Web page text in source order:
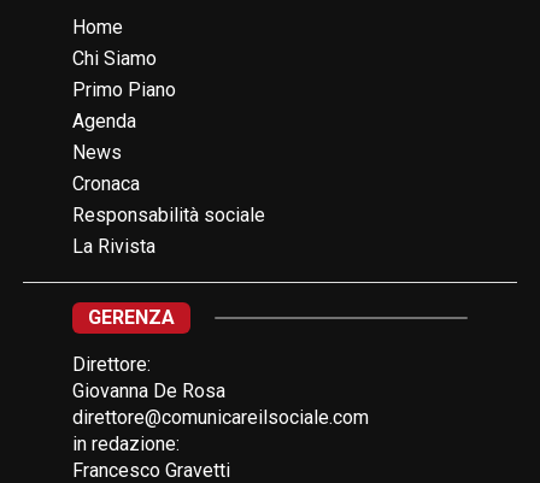
Home
Chi Siamo
Primo Piano
Agenda
News
Cronaca
Responsabilità sociale
La Rivista
GERENZA
Direttore:
Giovanna De Rosa
direttore@comunicareilsociale.com
in redazione:
Francesco Gravetti